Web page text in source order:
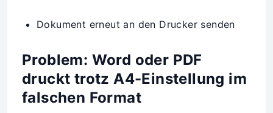
Dokument erneut an den Drucker senden
Problem: Word oder PDF
druckt trotz A4-Einstellung im
falschen Format